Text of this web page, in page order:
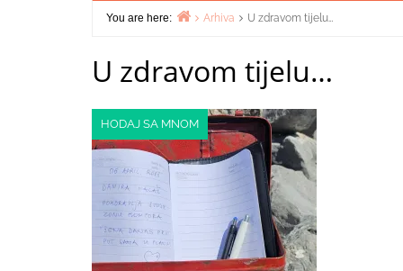
You are here:
Arhiva U zdravom tijelu…
U zdravom tijelu…
HODAJ SA MNOM